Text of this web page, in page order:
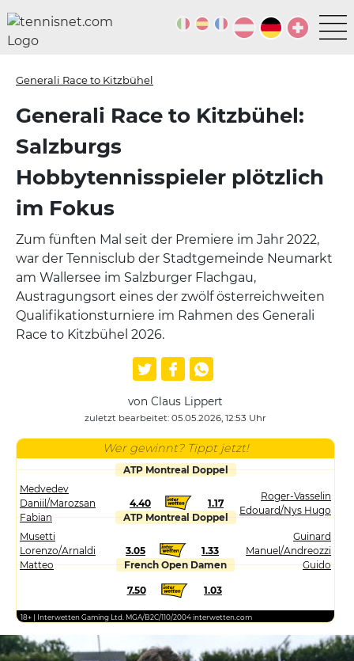
Generali Race to Kitzbühel
Generali Race to Kitzbühel:
Salzburgs
Hobbytennisspieler plötzlich
im Fokus
Zum fünften Mal seit der Premiere im Jahr 2022,
war der Tennisclub der Stadtgemeinde Neumarkt
am Wallersee im Salzburger Flachgau,
Austragungsort eines der zwölf österreichweiten
Qualifikationsturniere im Rahmen des Generali
Race to Kitzbühel 2026.
von Claus Lippert
zuletzt bearbeitet: 05.05.2026, 12:53 Uhr
Wer gewinnt? Tippt jetzt!
ATP Montreal Doppel
Medvedev
Daniil/Marozsan
Fabian
4.40 1.17
Roger-Vasselin
Edouard/Nys Hugo
ATP Montreal Doppel
Musetti
Lorenzo/Arnaldi
Matteo
3.05 1.33
Guinard
Manuel/Andreozzi
Guido
French Open Damen
7.50 1.03
18+ | Interwetten Gaming Ltd. MGA/B2C/110/2004 interwetten.com